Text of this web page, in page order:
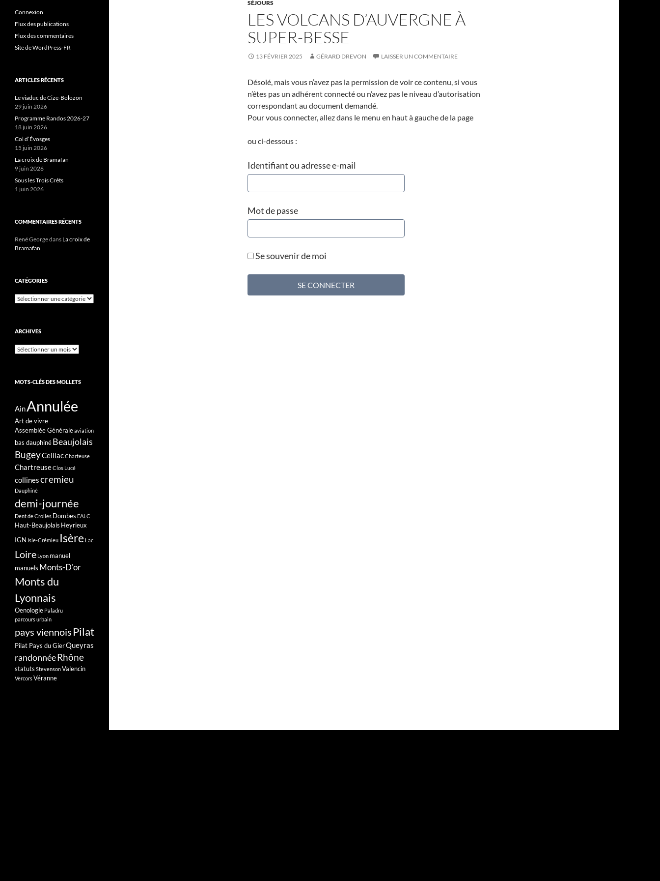
SÉJOURS
LES VOLCANS D’AUVERGNE À
SUPER-BESSE
13 FÉVRIER 2025 GÉRARD DREVON LAISSER UN COMMENTAIRE
Désolé, mais vous n’avez pas la permission de voir ce contenu, si vous
n’êtes pas un adhérent connecté ou n’avez pas le niveau d’autorisation
correspondant au document demandé.
Pour vous connecter, allez dans le menu en haut à gauche de la page
ou ci-dessous :
Identifiant ou adresse e-mail
Mot de passe
Se souvenir de moi
Connexion
Flux des publications
Flux des commentaires
Site de WordPress-FR
ARTICLES RÉCENTS
Le viaduc de Cize-Bolozon
29 juin 2026
Programme Randos 2026-27
18 juin 2026
Col d’Évosges
15 juin 2026
La croix de Bramafan
9 juin 2026
Sous les Trois Crêts
1 juin 2026
COMMENTAIRES RÉCENTS
René Georgedans La croix de
Bramafan
CATÉGORIES
Catégories
ARCHIVES
Archives
MOTS-CLÉS DES MOLLETS
AinAnnulée
Art de vivre
Assemblée Généraleaviation
bas dauphinéBeaujolais
BugeyCeillacCharteuse
ChartreuseClos Lucé
collinescremieu
Dauphiné
demi-journée
Dent de Crolles Dombes EALC
Haut-Beaujolais Heyrieux
IGN Isle-Crémieu Isère Lac
Loire Lyon manuel
manuels Monts-D'or
Monts du
Lyonnais
Oenologie Paladru
parcours urbain
pays viennois Pilat
Pilat Pays du GierQueyras
randonnéeRhône
statuts StevensonValencin
VercorsVéranne